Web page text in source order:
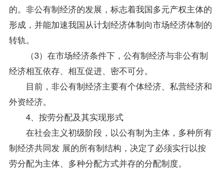
的。非公有制经济的发展，标志着我国多元产权主体的
形成，并能加速我国从计划经济体制向市场经济体制的
转轨。
（3）在市场经济条件下，公有制经济与非公有制
经济相互依存、相互促进、密不可分。
目前，非公有制经济主要有个体经济、私营经济和
外资经济。
4、按劳分配及其实现形式
在社会主义初级阶段，以公有制为主体，多种所有
制经济共同发 展的所有制结构，决定了必须实行以按
劳分配为主体、多种分配方式并存的分配制度。